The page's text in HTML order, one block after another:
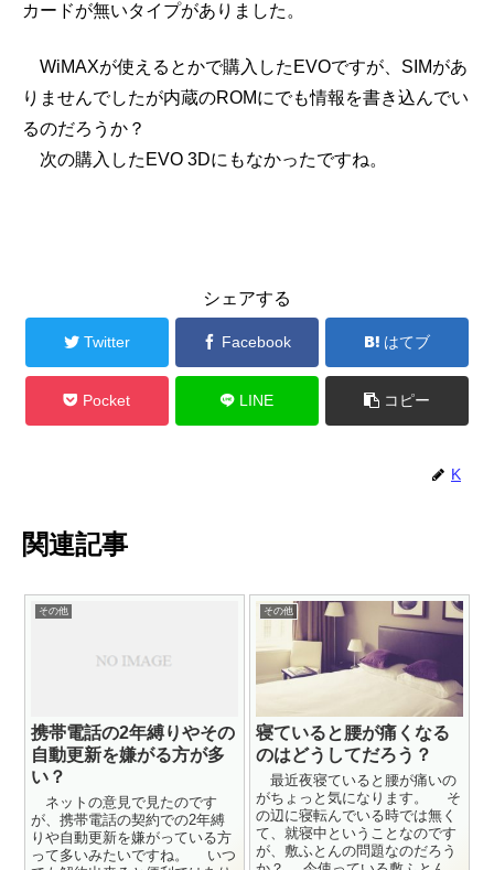
カードが無いタイプがありました。
WiMAXが使えるとかで購入したEVOですが、SIMがあ
りませんでしたが内蔵のROMにでも情報を書き込んでい
るのだろうか？
次の購入したEVO 3Dにもなかったですね。
シェアする
Twitter Facebook はてブ
Pocket LINE コピー
K
関連記事
その他
携帯電話の2年縛りやその
自動更新を嫌がる方が多
い？
ネットの意見で見たのです
が、携帯電話の契約での2年縛
りや自動更新を嫌がっている方
って多いみたいですね。 いつ
その他
寝ていると腰が痛くなる
のはどうしてだろう？
最近夜寝ていると腰が痛いの
がちょっと気になります。 そ
の辺に寝転んでいる時では無く
て、就寝中ということなのです
が、敷ふとんの問題なのだろう